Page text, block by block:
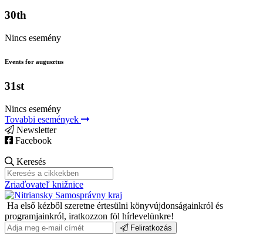
30th
Nincs esemény
Events for augusztus
31st
Nincs esemény
Tovabbi események
Newsletter
Facebook
Keresés
Zriaďovateľ knižnice
Ha első kézből szeretne értesülni könyvújdonságainkról és
programjainkról, iratkozzon föl hírlevelünkre!
Feliratkozás